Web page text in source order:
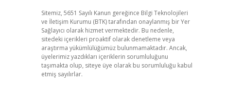
Sitemiz, 5651 Sayılı Kanun gereğince Bilgi Teknolojileri
ve İletişim Kurumu (BTK) tarafından onaylanmış bir Yer
Sağlayıcı olarak hizmet vermektedir. Bu nedenle,
sitedeki içerikleri proaktif olarak denetleme veya
araştırma yükümlülüğümüz bulunmamaktadır. Ancak,
üyelerimiz yazdıkları içeriklerin sorumluluğunu
taşımakta olup, siteye üye olarak bu sorumluluğu kabul
etmiş sayılırlar.